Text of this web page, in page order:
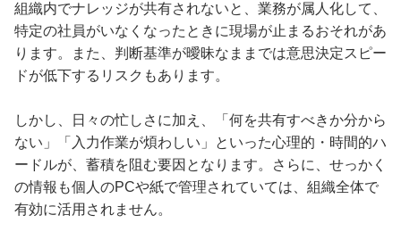
組織内でナレッジが共有されないと、業務が属人化して、
特定の社員がいなくなったときに現場が止まるおそれがあ
ります。また、判断基準が曖昧なままでは意思決定スピー
ドが低下するリスクもあります。
しかし、日々の忙しさに加え、「何を共有すべきか分から
ない」「入力作業が煩わしい」といった心理的・時間的ハ
ードルが、蓄積を阻む要因となります。さらに、せっかく
の情報も個人のPCや紙で管理されていては、組織全体で
有効に活用されません。